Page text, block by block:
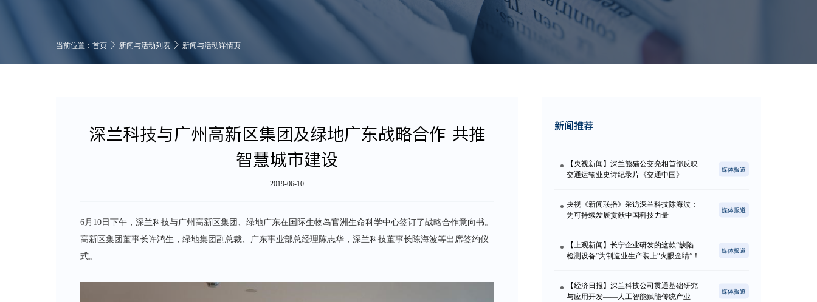
当前位置： 首页 新闻与活动列表 新闻与活动详情页
深兰科技与广州高新区集团及绿地广东战略合作 共推
智慧城市建设
2019-06-10
6月10日下午，深兰科技与广州高新区集团、绿地广东在国际生物岛官洲生命科学中心签订了战略合作意向书。
高新区集团董事长许鸿生，绿地集团副总裁、广东事业部总经理陈志华，深兰科技董事长陈海波等出席签约仪
式。
新闻推荐
【央视新闻】深兰熊猫公交亮相首部反映
交通运输业史诗纪录片《交通中国》
媒体报道
央视《新闻联播》采访深兰科技陈海波：
为可持续发展贡献中国科技力量
媒体报道
【上观新闻】长宁企业研发的这款“缺陷
检测设备”为制造业生产装上“火眼金睛”！
媒体报道
【经济日报】深兰科技公司贯通基础研究
与应用开发——人工智能赋能传统产业
媒体报道